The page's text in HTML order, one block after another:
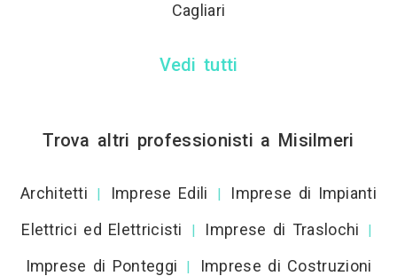
Cagliari
Vedi tutti
Trova altri professionisti a Misilmeri
Architetti | Imprese Edili |
Imprese di Impianti
Elettrici ed Elettricisti
| Imprese di Traslochi |
Imprese di Ponteggi |
Imprese di Costruzioni